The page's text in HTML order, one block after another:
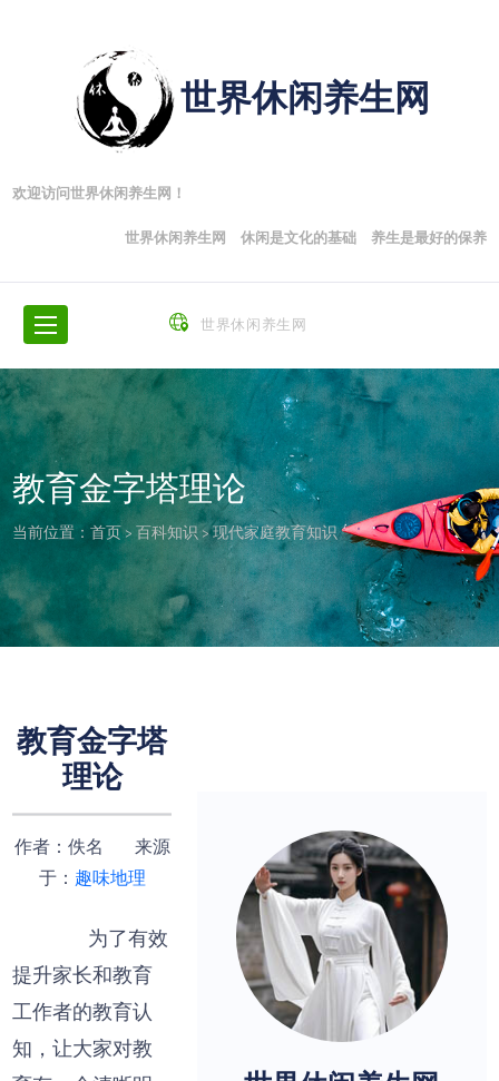
世界休闲养生网
欢迎访问世界休闲养生网！
世界休闲养生网 休闲是文化的基础 养生是最好的保养
世界休闲养生网
教育金字塔理论
当前位置：首页>百科知识>现代家庭教育知识
教育金字塔
理论
作者：佚名 来源
于： 趣味地理
为了有效
提升家长和教育
工作者的教育认
知，让大家对教